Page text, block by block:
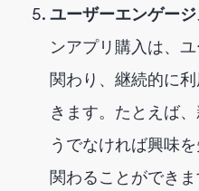
ユーザーエンゲー
ンアプリ購入は、
関わり、継続的に
きます。たとえば
うでなければ興味
関わることができま